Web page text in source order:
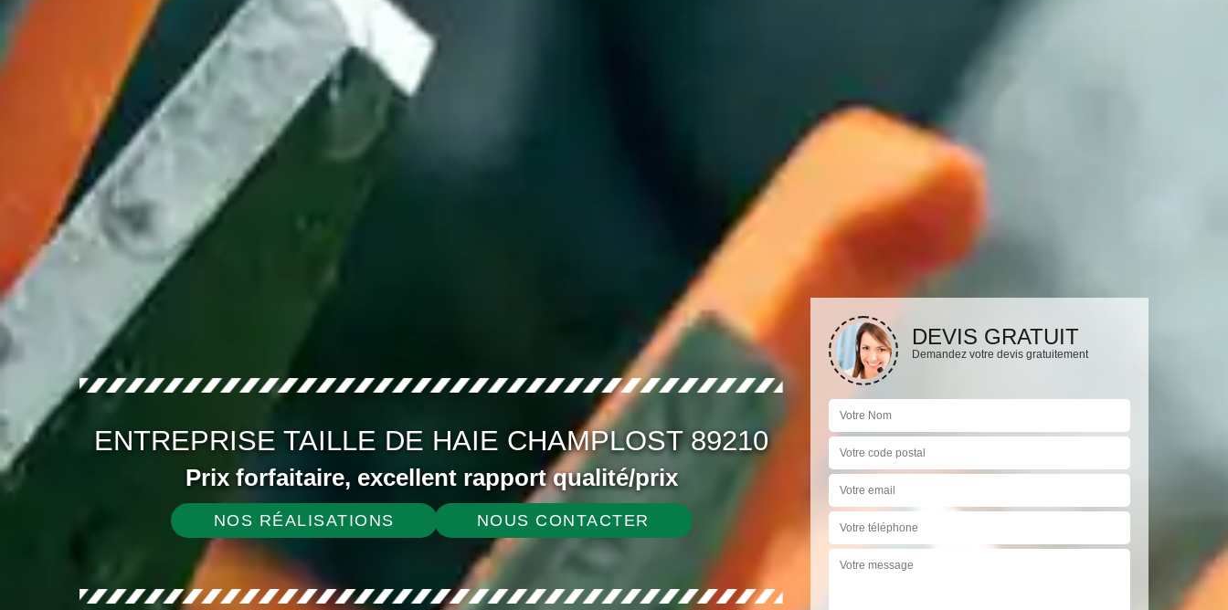
ENTREPRISE TAILLE DE HAIE CHAMPLOST 89210
Prix forfaitaire, excellent rapport qualité/prix
NOS RÉALISATIONS NOUS CONTACTER
DEVIS GRATUIT
Demandez votre devis gratuitement